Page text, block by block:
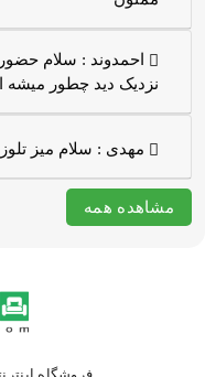
احمدوند : سلام
نزدیک دید چطور میشه
مهدی : سلام میز
مشاهده همه